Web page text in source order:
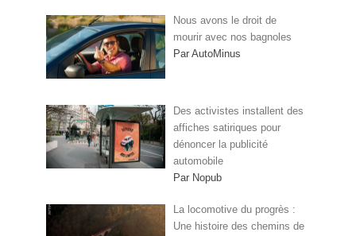
Nous avons le droit de
mourir avec nos bagnoles
Par AutoMinus
Des activistes installent des
affiches satiriques pour
dénoncer la publicité
automobile
Par Nopub
La locomotive du progrès :
Une histoire des chemins de